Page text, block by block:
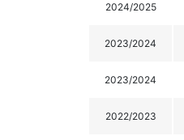
2024/2025
2023/2024
2023/2024
2022/2023